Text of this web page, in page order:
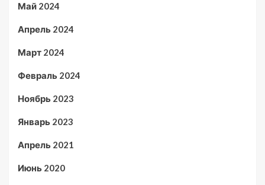
Май 2024
Апрель 2024
Март 2024
Февраль 2024
Ноябрь 2023
Январь 2023
Апрель 2021
Июнь 2020